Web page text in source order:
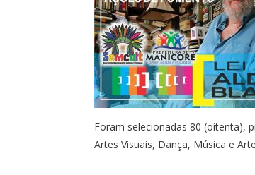
Foram selecionadas 80 (oitenta),
Artes Visuais, Dança, Música e